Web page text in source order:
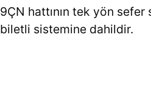
9ÇN hattının tek yön
biletli sistemine dahildir.